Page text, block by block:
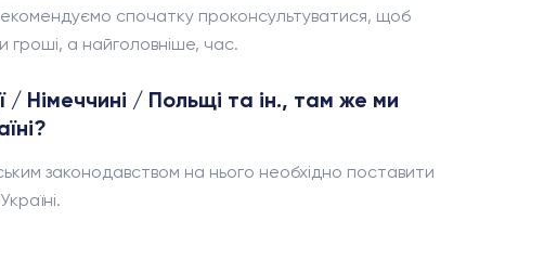
спочатку проконсультуватися, щоб
а найголовніше, час.
Німеччині / Польщі та ін., там же ми
законодавством на нього необхідно поставити